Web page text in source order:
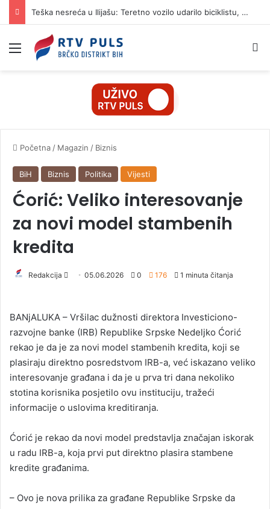
Teška nesreća u Ilijašu: Teretno vozilo udarilo biciklistu, 75-godišnjak zadržan u bolnici
Izbornik
Početna / Magazin / Biznis
BiH Biznis Politika Vijesti
Ćorić: Veliko interesovanje
za novi model stambenih
kredita
Redakcija
d
a
n
e
m
a
i
05.06.2026 0 176 1 minuta čitanja
BANjALUKA – Vršilac dužnosti direktora Investiciono-
razvojne banke (IRB) Republike Srpske Nedeljko Ćorić
rekao je da je za novi model stambenih kredita, koji se
plasiraju direktno posredstvom IRB-a, već iskazano veliko
interesovanje građana i da je u prva tri dana nekoliko
stotina korisnika posjetilo ovu instituciju, tražeći
informacije o uslovima kreditiranja.
Ćorić je rekao da novi model predstavlja značajan iskorak
u radu IRB-a, koja prvi put direktno plasira stambene
kredite građanima.
– Ovo je nova prilika za građane Republike Srpske da